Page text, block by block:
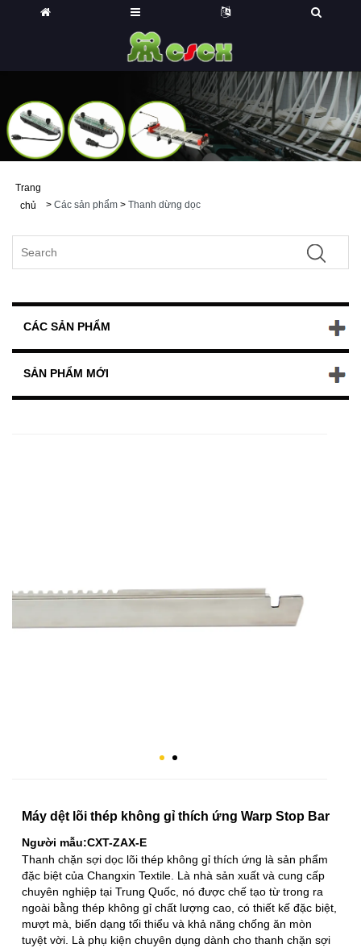
Trang
chủ
> Các sản phẩm > Thanh dừng dọc
CÁC SẢN PHẨM
SẢN PHẨM MỚI
Máy dệt lõi thép không gỉ thích ứng Warp Stop Bar
Người mẫu:CXT-ZAX-E
Thanh chặn sợi dọc lõi thép không gỉ thích ứng là sản phẩm
đặc biệt của Changxin Textile. Là nhà sản xuất và cung cấp
chuyên nghiệp tại Trung Quốc, nó được chế tạo từ trong ra
ngoài bằng thép không gỉ chất lượng cao, có thiết kế đặc biệt,
mượt mà, biến dạng tối thiểu và khả năng chống ăn mòn
tuyệt vời. Là phụ kiện chuyên dụng dành cho thanh chặn sợi